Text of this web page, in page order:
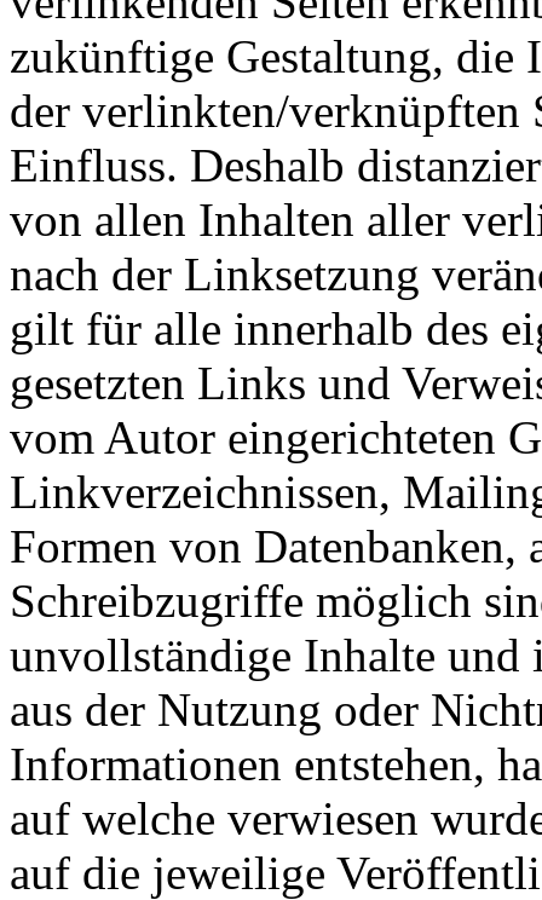
zukünftige Gestaltung, die
der verlinkten/verknüpften
Einfluss. Deshalb
von allen Inhalten aller
nach der Linksetzung
gilt für alle innerhalb des
gesetzten Links und
vom Autor eingerichteten
Linkverzeichnissen,
Formen von Datenbanken,
Schreibzugriffe möglich
unvollständige Inhalte und
aus der Nutzung oder
Informationen entstehen,
auf welche verwiesen
auf die jeweilige